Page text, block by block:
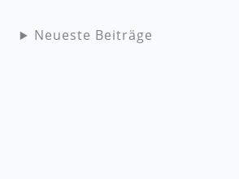
Neueste Beiträge